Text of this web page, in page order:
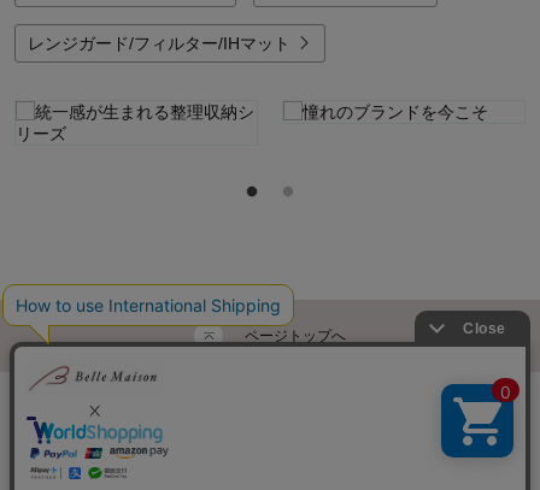
レンジガード/フィルター/IHマット
ページトップへ
ご利用ガイド・お知らせ
サイトマップ